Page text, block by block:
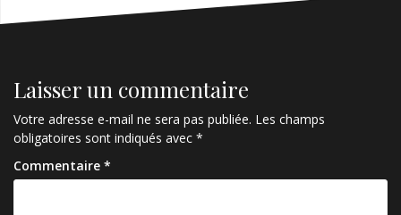
Laisser un commentaire
Votre adresse e-mail ne sera pas publiée. Les champs
obligatoires sont indiqués avec *
Commentaire *